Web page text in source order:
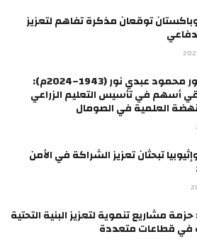
توقعان مذكرة تفاهم لتعزيز
البروفيسور محمود عبدي نور (1943–2024م):
أسهم في تأسيس التعليم الزراعي
العلمية في الصومال
تبحثان تعزيز الشراكة في الأمن
مشاريع تنموية لتعزيز البنية التحتية
في قطاعات متعددة